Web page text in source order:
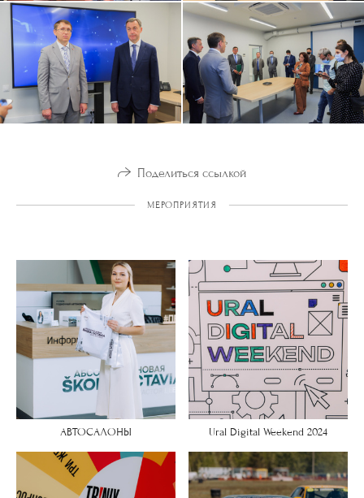
Поделиться ссылкой
МЕРОПРИЯТИЯ
АВТОСАЛОНЫ Ural Digital Weekend 2024